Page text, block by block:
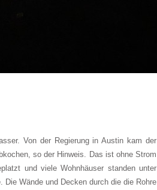
Von der Regierung in Austin kam der
so der Hinweis. Das ist ohne Strom
und viele Wohnhäuser standen unter
Wände und Decken durch die die Rohre